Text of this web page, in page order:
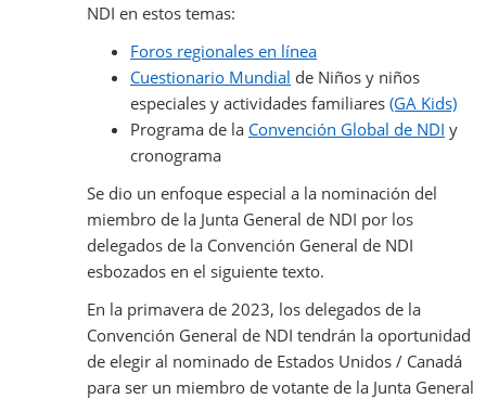
NDI en estos temas:
Foros regionales en línea
Cuestionario Mundial de Niños y niños
especiales y actividades familiares (GA Kids)
Programa de la Convención Global de NDI y
cronograma
Se dio un enfoque especial a la nominación del
miembro de la Junta General de NDI por los
delegados de la Convención General de NDI
esbozados en el siguiente texto.
En la primavera de 2023, los delegados de la
Convención General de NDI tendrán la oportunidad
de elegir al nominado de Estados Unidos / Canadá
para ser un miembro de votante de la Junta General